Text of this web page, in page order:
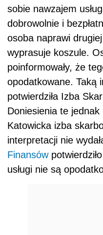
sobie nawzajem
dobrowolnie i
osoba naprawi
wyprasuje koszule.
poinformowały, że
opodatkowane. Taką
potwierdziła Izba
Doniesienia te jednak
Katowicka izba
interpretacji nie
Finansów
usługi nie są